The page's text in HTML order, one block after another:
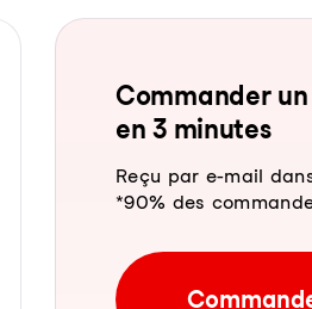
Com­man­der
en 3 mi­nu­tes
Reçu par e-mail
*90% des